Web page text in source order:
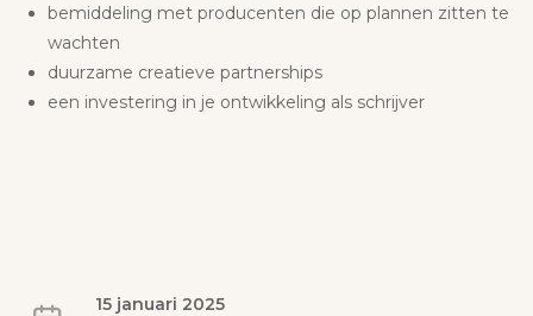
bemiddeling met producenten die op plannen zitten te
wachten
duurzame creatieve partnerships
een investering in je ontwikkeling als schrijver
15 januari 2025